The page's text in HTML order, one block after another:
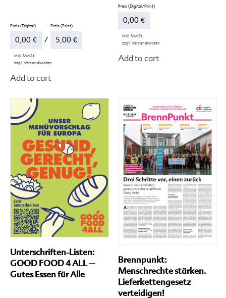
0,00 € – 5,00 €
inkl. MwSt.
zzgl. Versandkosten
Add to cart
mehrere
Varianten
Optionen
können
Produktseite
gewählt
werden
0,00 €
inkl. MwSt.
zzgl. Versandkosten
Add to cart
Unterschriften-Listen:
GOOD FOOD 4 ALL –
Gutes Essen für Alle
Brennpunkt:
Menschrechte stärken.
Lieferkettengesetz
verteidigen!